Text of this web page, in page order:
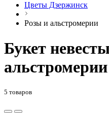
Цветы Дзержинск
Розы и альстромерии
Букет
альстромерии
5 товаров